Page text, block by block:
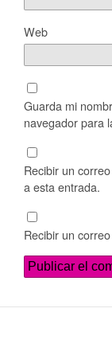
Web
Guarda mi
navegador para
Recibir un
a esta entrada.
Recibir un